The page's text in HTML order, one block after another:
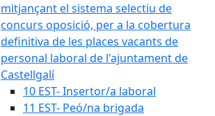
mitjançant el sistema selectiu de
concurs oposició, per a la cobertura
definitiva de les places vacants de
personal laboral de l'ajuntament de
Castellgalí
10 EST- Insertor/a laboral
11 EST- Peó/na brigada